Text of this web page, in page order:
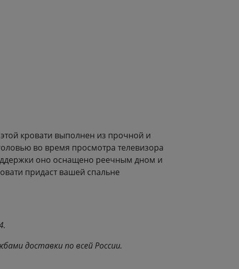
кровати выполнен из прочной и
во время просмотра телевизора
оно оснащено реечным дном и
придаст вашей спальне
доставки по всей России.